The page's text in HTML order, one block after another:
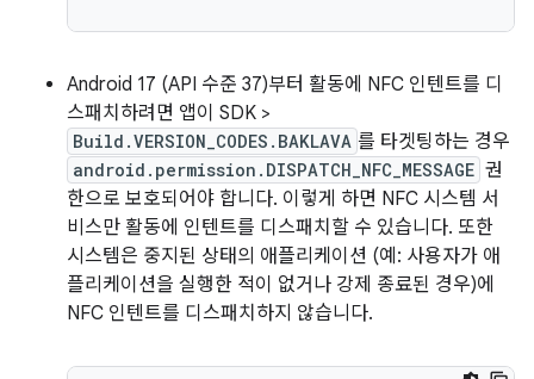
Android 17 (API 수준 37)부터 활동에 NFC 인텐트를 디
스패치하려면 앱이 SDK >
Build.VERSION_CODES.BAKLAVA 를 타겟팅하는 경우
android.permission.DISPATCH_NFC_MESSAGE 권
한으로 보호되어야 합니다. 이렇게 하면 NFC 시스템 서
비스만 활동에 인텐트를 디스패치할 수 있습니다. 또한
시스템은 중지된 상태의 애플리케이션 (예: 사용자가 애
플리케이션을 실행한 적이 없거나 강제 종료된 경우)에
NFC 인텐트를 디스패치하지 않습니다.